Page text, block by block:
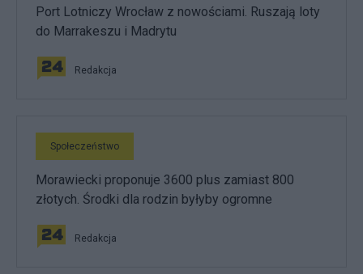
Port Lotniczy Wrocław z nowościami. Ruszają loty
do Marrakeszu i Madrytu
Redakcja
Społeczeństwo
Morawiecki proponuje 3600 plus zamiast 800
złotych. Środki dla rodzin byłyby ogromne
Redakcja